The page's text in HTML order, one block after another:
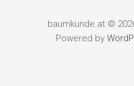
baumkunde.at ©
Powered by